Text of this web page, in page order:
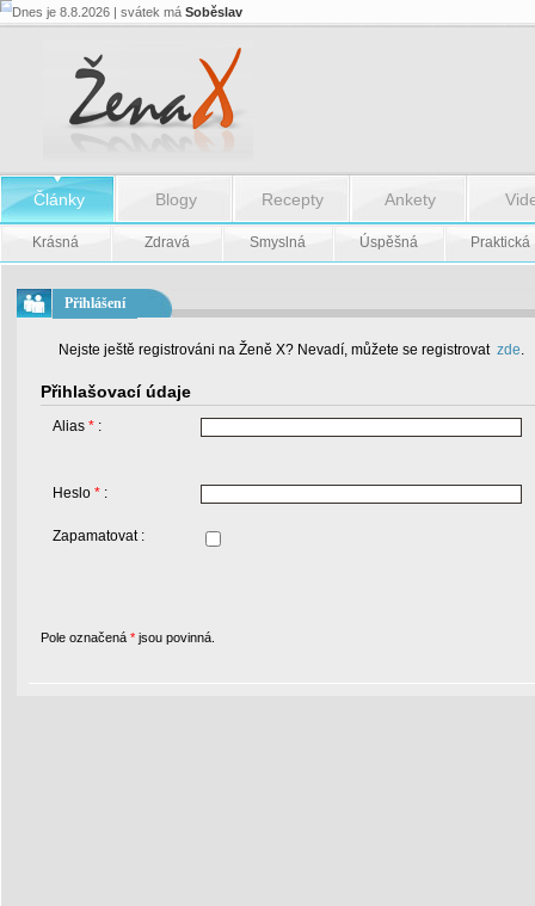
Dnes je 8.8.2026 | svátek má Soběslav
Články Blogy Recepty Ankety
Krásná Zdravá Smyslná Úspěšná Praktická
Přihlášení
Nejste ještě registrováni na Ženě X? Nevadí, můžete se registrovat zde.
Přihlašovací údaje
Alias * :
Heslo * :
Zapamatovat :
Pole označená * jsou povinná.